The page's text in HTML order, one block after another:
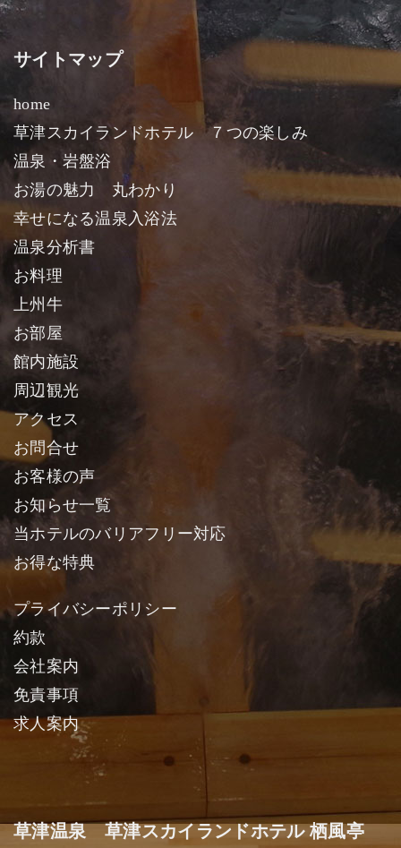
サイトマップ
home
草津スカイランドホテル ７つの楽しみ
温泉・岩盤浴
お湯の魅力 丸わかり
幸せになる温泉入浴法
温泉分析書
お料理
上州牛
お部屋
館内施設
周辺観光
アクセス
お問合せ
お客様の声
お知らせ一覧
当ホテルのバリアフリー対応
お得な特典
プライバシーポリシー
約款
会社案内
免責事項
求人案内
草津温泉 草津スカイランドホテル 栖風亭